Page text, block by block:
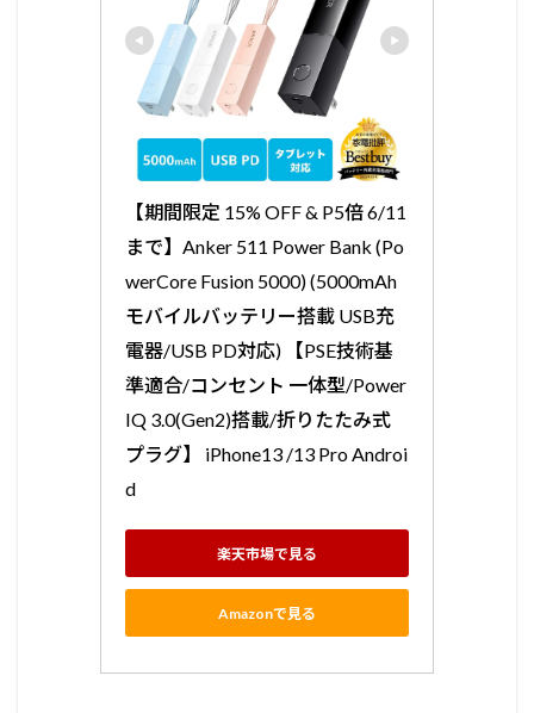
【期間限定 15% OFF & P5倍 6/11
まで】Anker 511 Power Bank (Po
werCore Fusion 5000) (5000mAh
モバイルバッテリー搭載 USB充
電器/USB PD対応) 【PSE技術基
準適合/コンセント 一体型/Power
IQ 3.0(Gen2)搭載/折りたたみ式
プラグ】 iPhone13 /13 Pro Androi
d
楽天市場で見る
Amazonで見る